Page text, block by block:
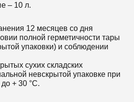
– 10 л.
12 месяцев со дня
полной герметичности тары
упаковки) и соблюдении
сухих складских
невскрытой упаковке при
+ 30 °С.